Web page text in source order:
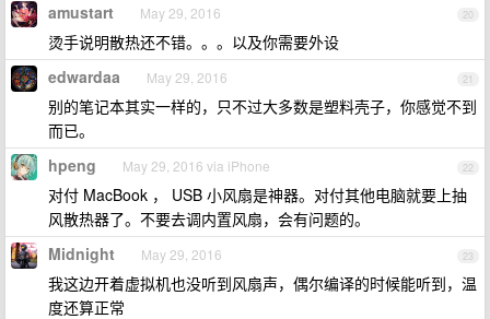
20
amustart May 29, 2016
烫手说明散热还不错。。。以及你需要外设
21
edwardaa May 29, 2016
别的笔记本其实一样的，只不过大多数是塑料壳子，你感觉不到
而已。
22
hpeng May 29, 2016 via iPhone
对付 MacBook ， USB 小风扇是神器。对付其他电脑就要上抽
风散热器了。不要去调内置风扇，会有问题的。
23
Midnight May 29, 2016
我这边开着虚拟机也没听到风扇声，偶尔编译的时候能听到，温
度还算正常